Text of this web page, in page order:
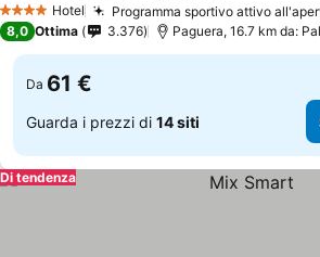
4 Stelle Hotel Programma sportivo attivo
8,0 Ottima 3.376 Paguera, 16.7 km da:
Da 61 €
Guarda i prezzi di 14 siti
Di tendenza